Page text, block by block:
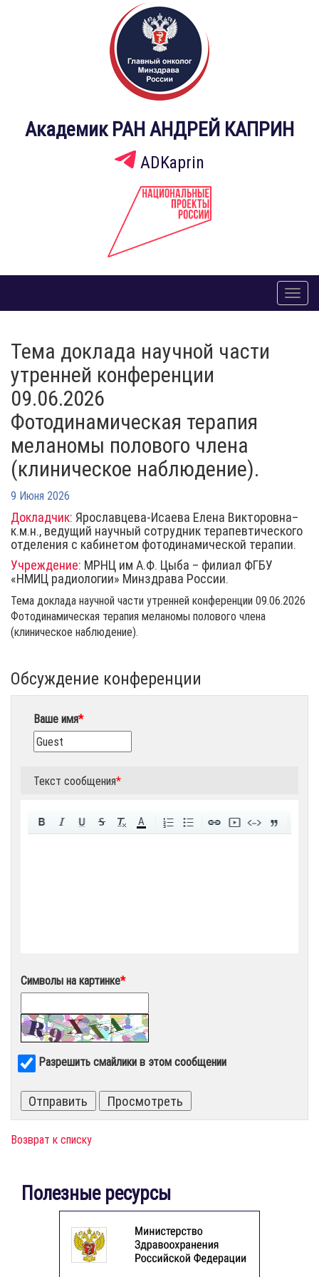
Академик РАН АНДРЕЙ КАПРИН
ADKaprin
Тема доклада научной части
утренней конференции
09.06.2026
Фотодинамическая терапия
меланомы полового члена
(клиническое наблюдение).
9 Июня 2026
Докладчик: Ярославцева-Исаева Елена Викторовна–
к.м.н., ведущий научный сотрудник терапевтического
отделения с кабинетом фотодинамической терапии.
Учреждение: МРНЦ им А.Ф. Цыба – филиал ФГБУ
«НМИЦ радиологии» Минздрава России.
Тема доклада научной части утренней конференции 09.06.2026
Фотодинамическая терапия меланомы полового члена
(клиническое наблюдение).
Обсуждение конференции
Ваше имя*
Текст сообщения*
A
Символы на картинке*
Разрешить смайлики в этом сообщении
Возврат к списку
Полезные ресурсы